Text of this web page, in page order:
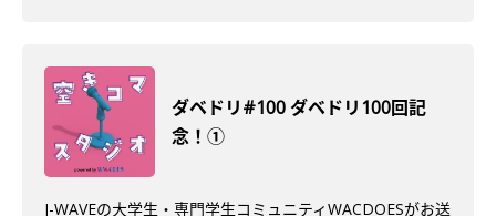
ダベドリ#100 ダベドリ100回記
念！①
J-WAVEの大学生・専門学生コミュニティWACDOESがお送